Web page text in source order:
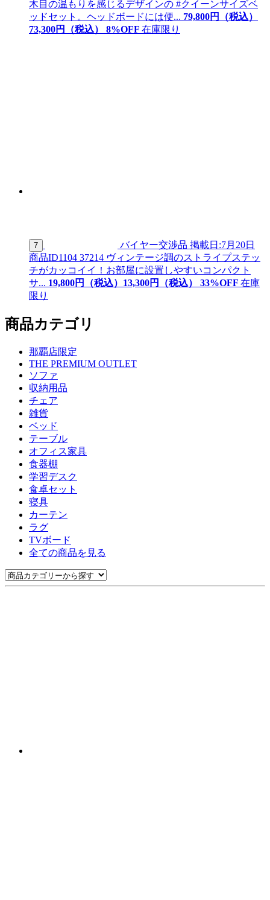
木目の温もりを感じるデザインの #クイーンサイズベ
ッドセット。ヘッドボードには便... 79,800円（税込）
73,300円（税込） 8%OFF 在庫限り
7 バイヤー交渉品 掲載日:7月20日
商品ID1104 37214 ヴィンテージ調のストライプステッ
チがカッコイイ！お部屋に設置しやすいコンパクト
サ... 19,800円（税込） 13,300円（税込） 33%OFF 在庫
限り
商品カテゴリ
那覇店限定
THE PREMIUM OUTLET
ソファ
収納用品
チェア
雑貨
ベッド
テーブル
オフィス家具
食器棚
学習デスク
食卓セット
寝具
カーテン
ラグ
TVボード
全ての商品を見る